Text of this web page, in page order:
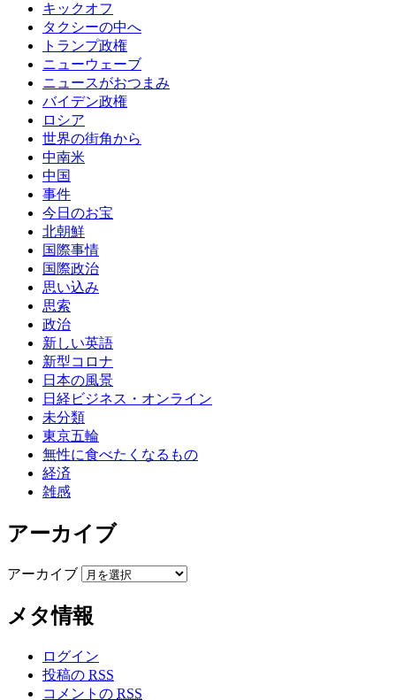
キックオフ
タクシーの中へ
トランプ政権
ニューウェーブ
ニュースがおつまみ
バイデン政権
ロシア
世界の街角から
中南米
中国
事件
今日のお宝
北朝鮮
国際事情
国際政治
思い込み
思索
政治
新しい英語
新型コロナ
日本の風景
日経ビジネス・オンライン
未分類
東京五輪
無性に食べたくなるもの
経済
雑感
アーカイブ
アーカイブ
メタ情報
ログイン
投稿の RSS
コメントの RSS